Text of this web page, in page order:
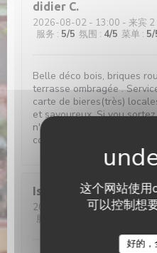
这个网站使用
可以控制想
好的，
didier C
2026-08-02 - 13:00 - 来宾 2
服务 : 5/5 氛围 : 4/5 菜单 : 5/
Belle déco bois, briques
terrasse ombragée .
carte de bieres(très)
et savoureux. Si vou
n'allez plus jamais au
conviendra!!!
Isabelle
C
2026-08-01
- 19:15 - 来宾 2
服务